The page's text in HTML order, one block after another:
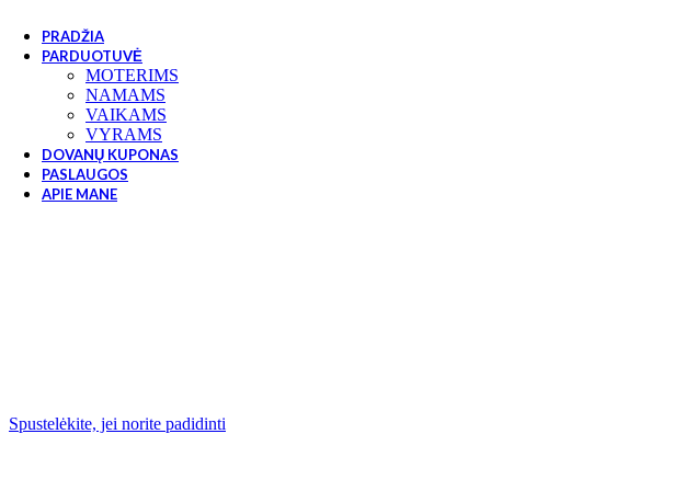
PRADŽIA
PARDUOTUVĖ
MOTERIMS
NAMAMS
VAIKAMS
VYRAMS
DOVANŲ KUPONAS
PASLAUGOS
APIE MANE
Spustelėkite, jei norite padidinti